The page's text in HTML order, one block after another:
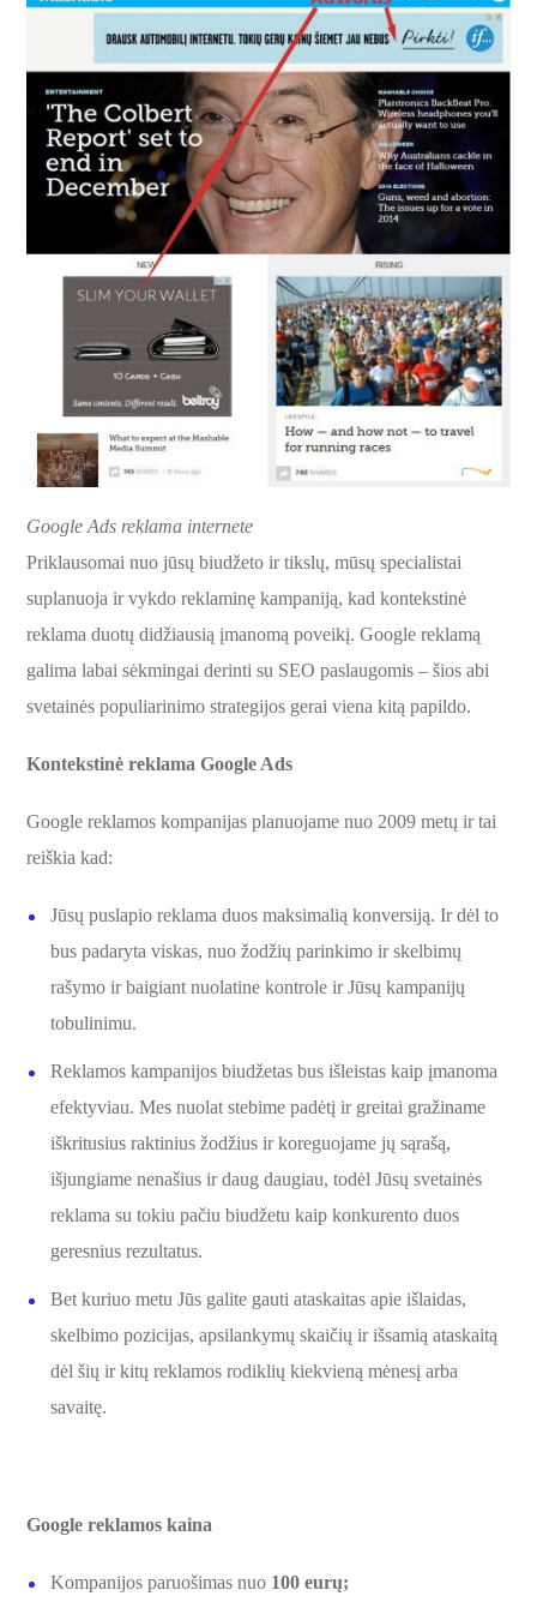
Google Ads reklama internete
Priklausomai nuo jūsų biudžeto ir tikslų, mūsų specialistai
suplanuoja ir vykdo reklaminę kampaniją, kad kontekstinė
reklama duotų didžiausią įmanomą poveikį. Google reklamą
galima labai sėkmingai derinti su SEO paslaugomis – šios abi
svetainės populiarinimo strategijos gerai viena kitą papildo.
Kontekstinė reklama Google Ads
Google reklamos kompanijas planuojame nuo 2009 metų ir tai
reiškia kad:
Jūsų puslapio reklama duos maksimalią konversiją. Ir dėl to
bus padaryta viskas, nuo žodžių parinkimo ir skelbimų
rašymo ir baigiant nuolatine kontrole ir Jūsų kampanijų
tobulinimu.
Reklamos kampanijos biudžetas bus išleistas kaip įmanoma
efektyviau. Mes nuolat stebime padėtį ir greitai gražiname
iškritusius raktinius žodžius ir koreguojame jų sąrašą,
išjungiame nenašius ir daug daugiau, todėl Jūsų svetainės
reklama su tokiu pačiu biudžetu kaip konkurento duos
geresnius rezultatus.
Bet kuriuo metu Jūs galite gauti ataskaitas apie išlaidas,
skelbimo pozicijas, apsilankymų skaičių ir išsamią ataskaitą
dėl šių ir kitų reklamos rodiklių kiekvieną mėnesį arba
savaitę.
Google reklamos kaina
Kompanijos paruošimas nuo 100 eurų;